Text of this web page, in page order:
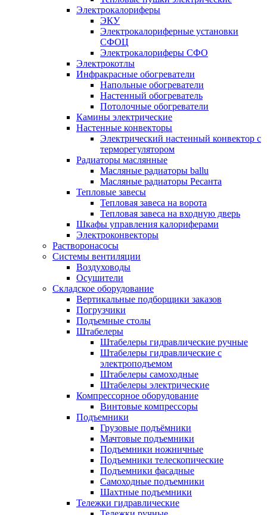
Электрокалориферы
ЭКУ
Электрокалориферные установки
СФОЦ
Электрокалориферы СФО
Электрокотлы
Инфракрасные обогреватели
Напольные обогреватели
Настенный обогреватель
Потолочные обогреватели
Камины электрические
Настенные конвекторы
Электрический настенный конвектор с
терморегулятором
Радиаторы маслянные
Масляные радиаторы ballu
Масляные радиаторы Ресанта
Тепловые завесы
Тепловая завеса на ворота
Тепловая завеса на входную дверь
Шкафы управления калориферами
Электроконвекторы
Растворонасосы
Системы вентиляции
Воздуховоды
Осушители
Складское оборудование
Вертикальные подборщики заказов
Погрузчики
Подъемные столы
Штабелеры
Штабелеры гидравлические ручные
Штабелеры гидравлические с
электроподъемом
Штабелеры самоходные
Штабелеры электрические
Компрессорное оборудование
Винтовые компрессоры
Подъемники
Грузовые подъёмники
Мачтовые подъемники
Подъемники ножничные
Подъемники телескопические
Подъемники фасадные
Самоходные подъемники
Шахтные подъемники
Тележки гидравлические